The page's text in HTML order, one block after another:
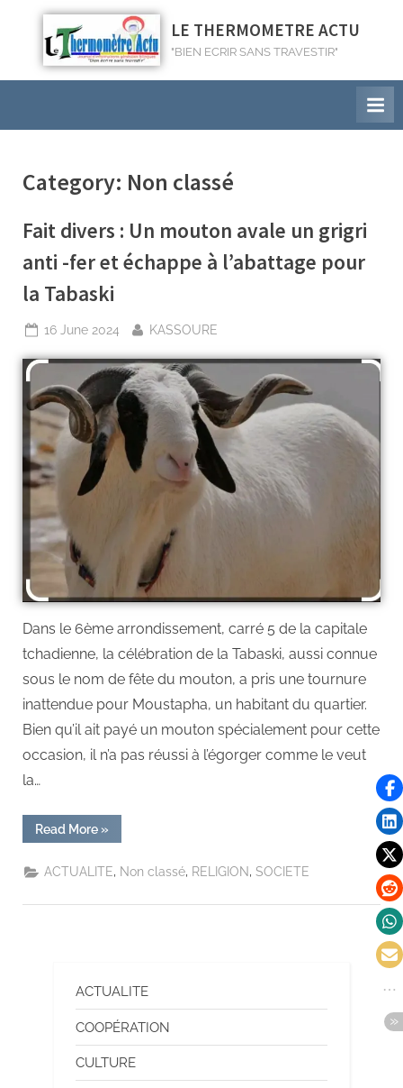
LE THERMOMETRE ACTU
"BIEN ECRIR SANS TRAVESTIR"
Category: Non classé
Fait divers : Un mouton avale un grigri
anti -fer et échappe à l’abattage pour
la Tabaski
16 June 2024 KASSOURE
Dans le 6ème arrondissement, carré 5 de la capitale
tchadienne, la célébration de la Tabaski, aussi connue
sous le nom de fête du mouton, a pris une tournure
inattendue pour Moustapha, un habitant du quartier.
Bien qu’il ait payé un mouton spécialement pour cette
occasion, il n’a pas réussi à l’égorger comme le veut
la…
Read More »
ACTUALITE, Non classé, RELIGION,SOCIETE
ACTUALITE
COOPÉRATION
CULTURE